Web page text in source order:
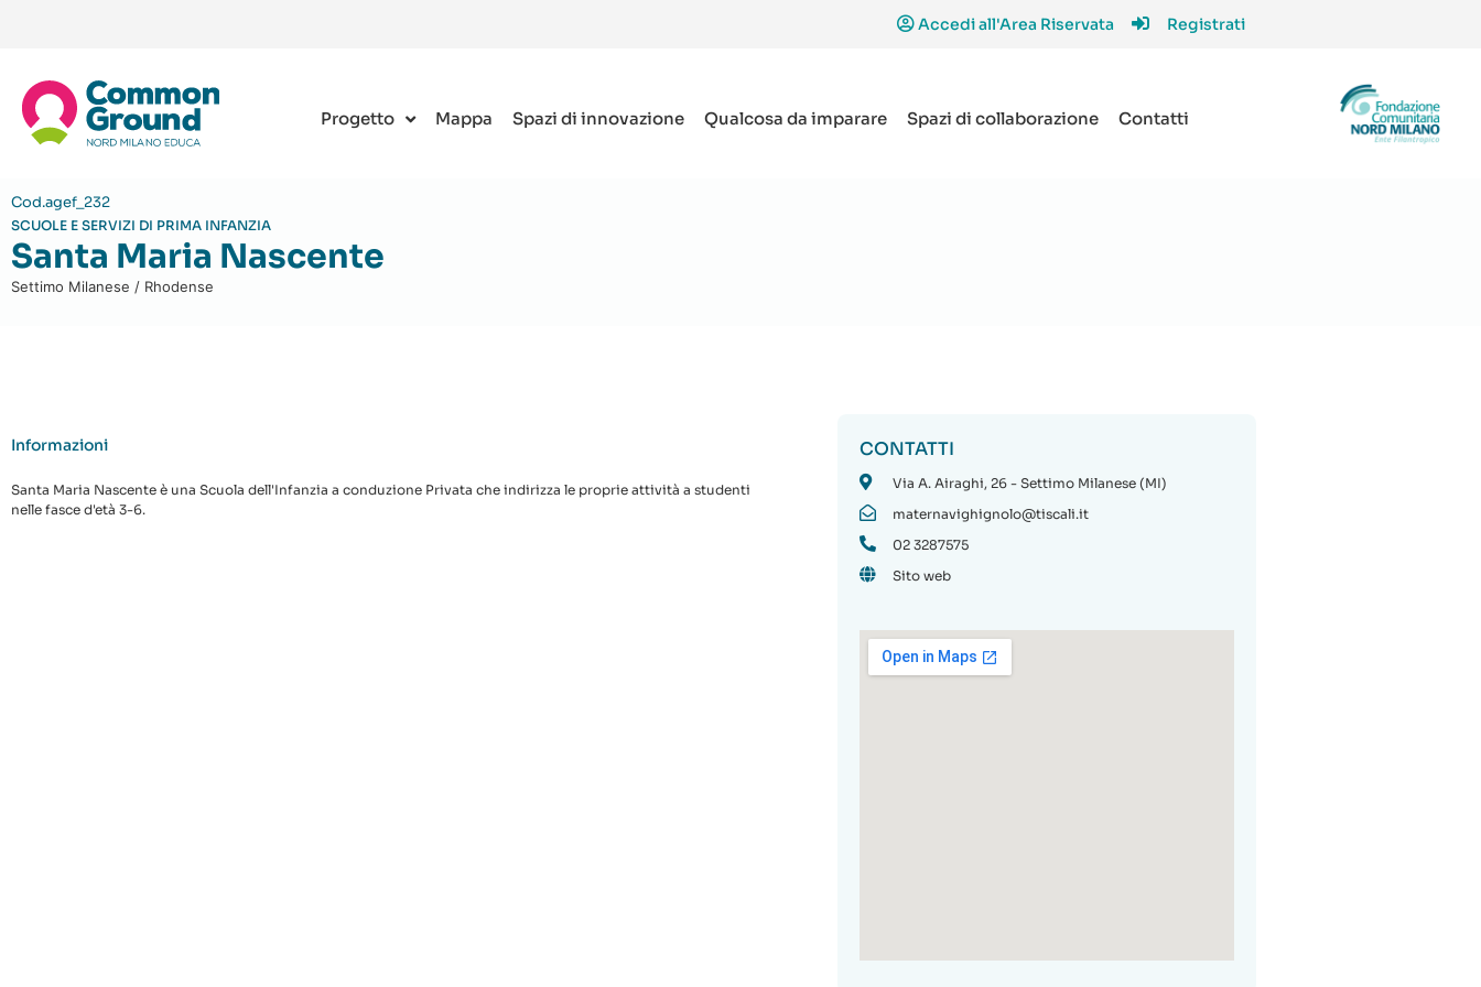
Accedi all'Area Riservata Registrati
Progetto Mappa Spazi di innovazione Qualcosa da imparare Spazi di collaborazione Contatti
Cod.agef_232
SCUOLE E SERVIZI DI PRIMA INFANZIA
Santa Maria Nascente
Settimo Milanese / Rhodense
Informazioni
Santa Maria Nascente è una Scuola dell'Infanzia a conduzione Privata che indirizza le proprie attività a studenti
nelle fasce d'età 3-6.
CONTATTI
Via A. Airaghi, 26 - Settimo Milanese (MI)
maternavighignolo@tiscali.it
02 3287575
Sito web